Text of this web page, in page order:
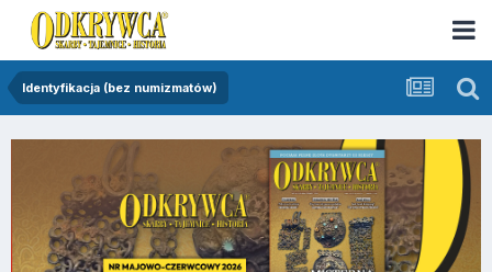
Identyfikacja (bez numizmatów)